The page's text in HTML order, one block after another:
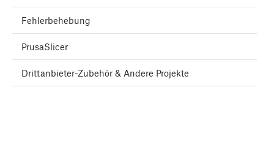
Fehlerbehebung
PrusaSlicer
Drittanbieter-Zubehör & Andere Projekte